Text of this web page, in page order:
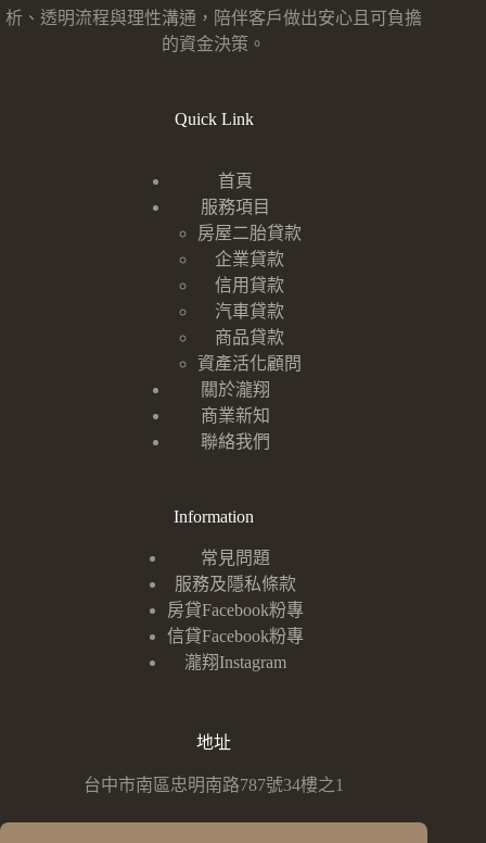
析、透明流程與理性溝通，陪伴客戶做出安心且可負擔
的資金決策。
Quick Link
首頁
服務項目
房屋二胎貸款
企業貸款
信用貸款
汽車貸款
商品貸款
資產活化顧問
關於瀧翔
商業新知
聯絡我們
Information
常見問題
服務及隱私條款
房貸Facebook粉專
信貸Facebook粉專
瀧翔Instagram
地址
台中市南區忠明南路787號34樓之1